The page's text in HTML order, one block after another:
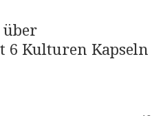
über
6 Kulturen Kapseln